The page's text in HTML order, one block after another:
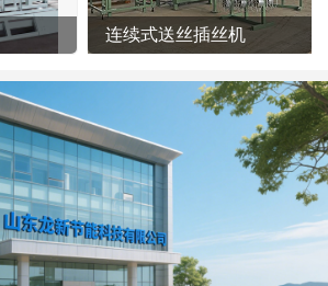
连续式送丝插丝机